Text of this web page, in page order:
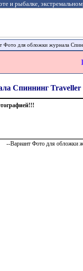
и рыбалке,
Фото для обложки журнала
Спиннинг Traveller